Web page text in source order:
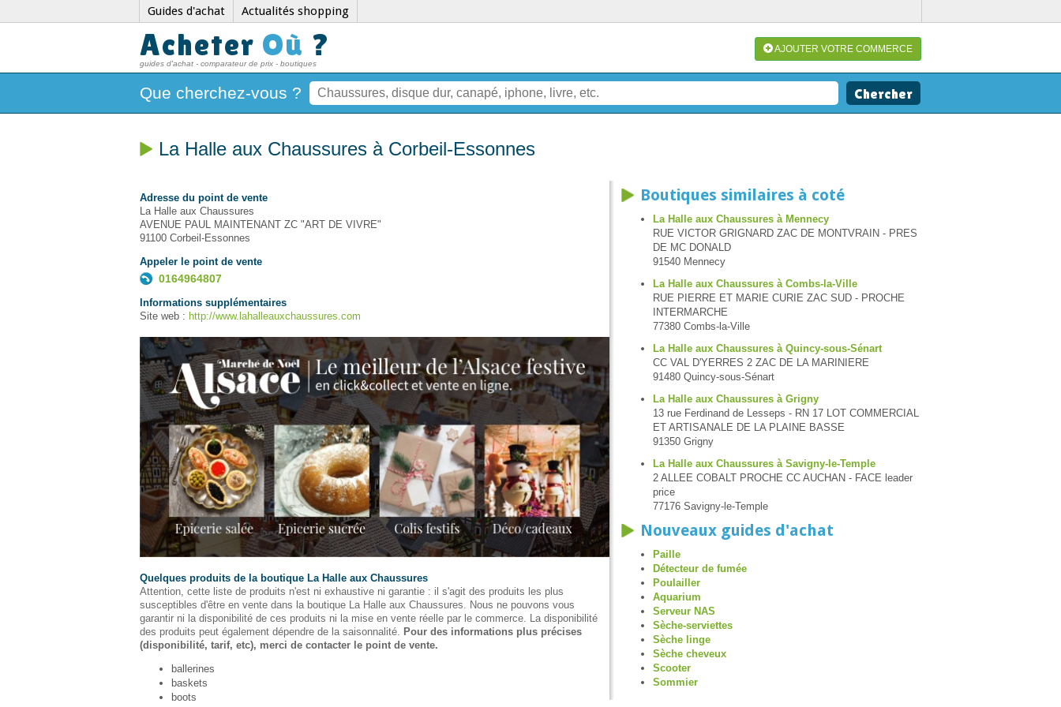
Guides d'achat Actualités shopping
Acheter Où ?
guides d'achat - comparateur de prix - boutiques
AJOUTER VOTRE COMMERCE
Que cherchez-vous ?
La Halle aux Chaussures à Corbeil-Essonnes
Adresse du point de vente
La Halle aux Chaussures
AVENUE PAUL MAINTENANT ZC "ART DE VIVRE"
91100 Corbeil-Essonnes
Appeler le point de vente
0164964807
Informations supplémentaires
Site web : http://www.lahalleauxchaussures.com
Quelques produits de la boutique La Halle aux Chaussures
Attention, cette liste de produits n'est ni exhaustive ni garantie : il s'agit des produits les plus
susceptibles d'être en vente dans la boutique La Halle aux Chaussures. Nous ne pouvons vous
garantir ni la disponibilité de ces produits ni la mise en vente réelle par le commerce. La disponibilité
des produits peut également dépendre de la saisonnalité.
Pour des informations plus précises
(disponibilité, tarif, etc), merci de contacter le point de vente.
ballerines
baskets
boots
Boutiques similaires à coté
La Halle aux Chaussures à Mennecy
RUE VICTOR GRIGNARD ZAC DE MONTVRAIN - PRES
DE MC DONALD
91540 Mennecy
La Halle aux Chaussures à Combs-la-Ville
RUE PIERRE ET MARIE CURIE ZAC SUD - PROCHE
INTERMARCHE
77380 Combs-la-Ville
La Halle aux Chaussures à Quincy-sous-Sénart
CC VAL D'YERRES 2 ZAC DE LA MARINIERE
91480 Quincy-sous-Sénart
La Halle aux Chaussures à Grigny
13 rue Ferdinand de Lesseps - RN 17 LOT COMMERCIAL
ET ARTISANALE DE LA PLAINE BASSE
91350 Grigny
La Halle aux Chaussures à Savigny-le-Temple
2 ALLEE COBALT PROCHE CC AUCHAN - FACE leader
price
77176 Savigny-le-Temple
Nouveaux guides d'achat
Paille
Détecteur de fumée
Poulailler
Aquarium
Serveur NAS
Sèche-serviettes
Sèche linge
Sèche cheveux
Scooter
Sommier